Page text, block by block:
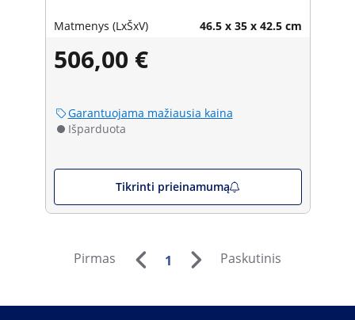
Matmenys (LxŠxV) 46.5 x 35 x 42.5 cm
506,00 €
Garantuojama mažiausia kaina
Išparduota
Tikrinti prieinamumą
Pirmas 1 Paskutinis